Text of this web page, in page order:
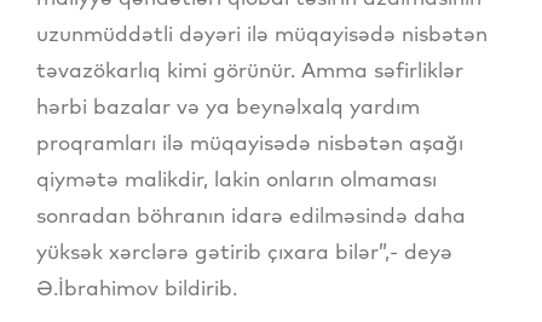
uzunmüddətli dəyəri ilə müqayisədə nisbətən
təvazökarlıq kimi görünür. Amma səfirliklər
hərbi bazalar və ya beynəlxalq yardım
proqramları ilə müqayisədə nisbətən aşağı
qiymətə malikdir, lakin onların olmaması
sonradan böhranın idarə edilməsində daha
yüksək xərclərə gətirib çıxara bilər”,- deyə
Ə.İbrahimov bildirib.